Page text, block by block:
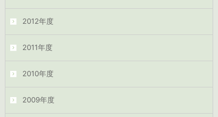
2012年度
2011年度
2010年度
2009年度